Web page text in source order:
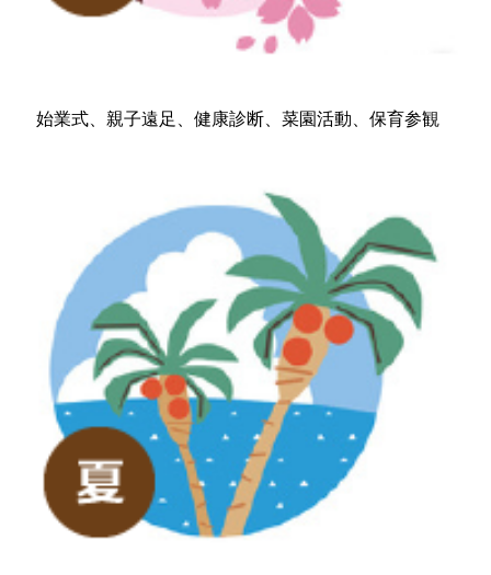
始業式、親子遠足、健康診断、菜園活動、保育参観